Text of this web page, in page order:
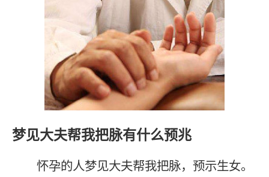
梦见大夫帮我把脉有什么预兆
怀孕的人梦见大夫帮我把脉，预示生女。